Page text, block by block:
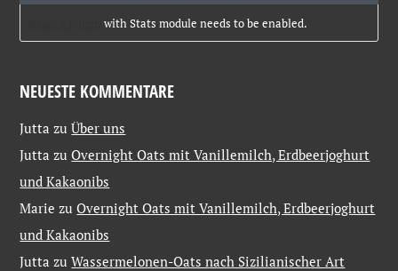
with Stats module needs to be enabled.
NEUESTE KOMMENTARE
Jutta zuÜber uns
Jutta zuOvernight Oats mit Vanillemilch, Erdbeerjoghurt
und Kakaonibs
Marie zuOvernight Oats mit Vanillemilch, Erdbeerjoghurt
und Kakaonibs
Jutta zuWassermelonen-Oats nach Sizilianischer Art